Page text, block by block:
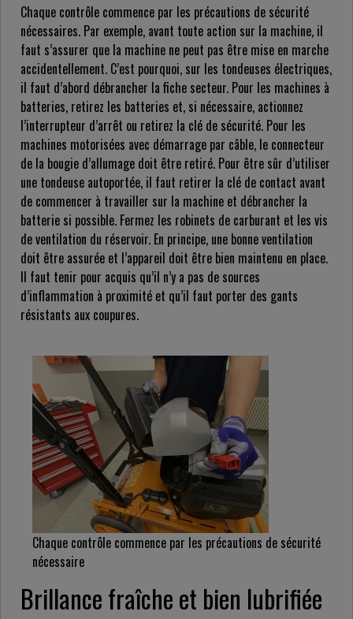
Chaque contrôle commence par les précautions de sécurité
nécessaires. Par exemple, avant toute action sur la machine, il
faut s’assurer que la machine ne peut pas être mise en marche
accidentellement. C’est pourquoi, sur les tondeuses électriques,
il faut d’abord débrancher la fiche secteur. Pour les machines à
batteries, retirez les batteries et, si nécessaire, actionnez
l’interrupteur d’arrêt ou retirez la clé de sécurité. Pour les
machines motorisées avec démarrage par câble, le connecteur
de la bougie d’allumage doit être retiré. Pour être sûr d’utiliser
une tondeuse autoportée, il faut retirer la clé de contact avant
de commencer à travailler sur la machine et débrancher la
batterie si possible. Fermez les robinets de carburant et les vis
de ventilation du réservoir. En principe, une bonne ventilation
doit être assurée et l’appareil doit être bien maintenu en place.
Il faut tenir pour acquis qu’il n’y a pas de sources
d’inflammation à proximité et qu’il faut porter des gants
résistants aux coupures.
Chaque contrôle commence par les précautions de sécurité
nécessaire
Brillance fraîche et bien lubrifiée